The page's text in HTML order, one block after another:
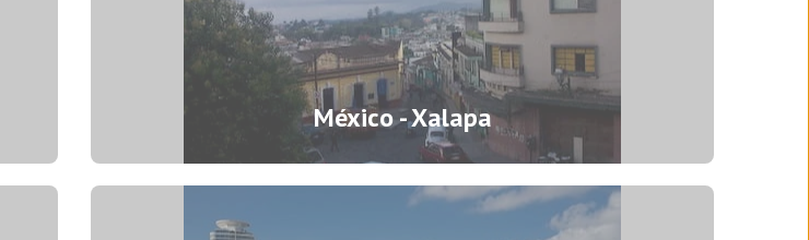
México - Xalapa